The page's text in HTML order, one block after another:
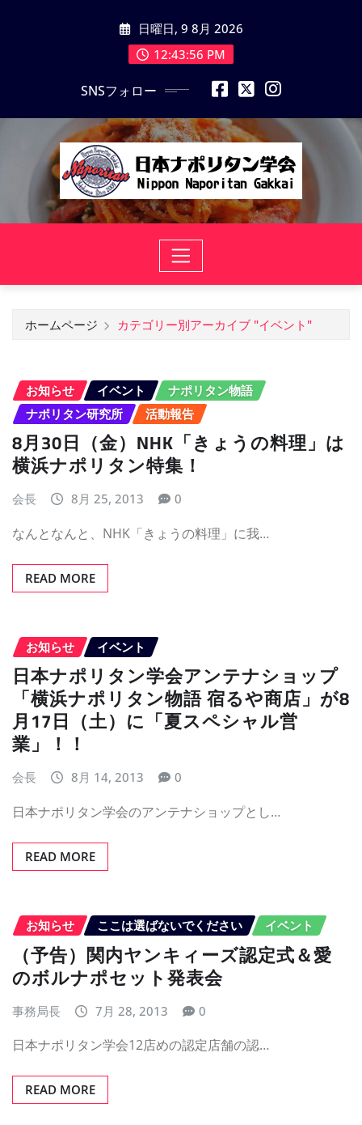
に
日曜日, 9 8月 2026
12:43:57 PM
SNSフォロー
ホームページ カテゴリー別アーカイブ "イベント"
お知らせ イベント
ナポリタン物語
ナポリタン研究所
活動報告
8月30日（金）NHK「きょうの料理」は
横浜ナポリタン特集！
会長 8月 25, 2013 0
なんとなんと、NHK「きょうの料理」に我…
READ MORE
お知らせ イベント
日本ナポリタン学会アンテナショップ
「横浜ナポリタン物語 宿るや商店」が8
月17日（土）に「夏スペシャル営
業」！！
会長 8月 14, 2013 0
日本ナポリタン学会のアンテナショップとし…
READ MORE
お知らせ ここは選ばないでください イベント
（予告）関内ヤンキィーズ認定式＆愛
のボルナポセット発表会
事務局長 7月 28, 2013 0
日本ナポリタン学会12店めの認定店舗の認…
READ MORE